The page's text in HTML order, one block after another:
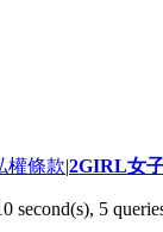
權條款|2GIRL女
second(s), 5